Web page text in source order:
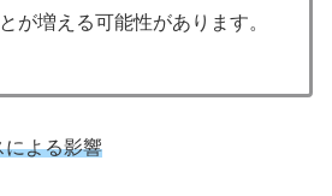
が増える可能性があります。
による影響